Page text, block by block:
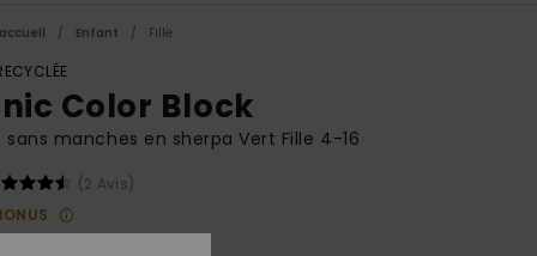
Enfant Fille
Color Block
sans manches en sherpa Vert Fille 4-16
(2 Avis)